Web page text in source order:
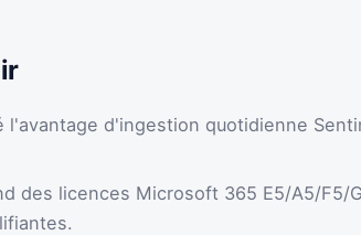
l'avantage d'ingestion quotidienne
des licences Microsoft 365 E5/A5/F5/